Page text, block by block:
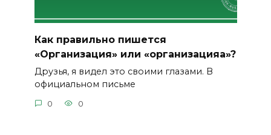
Как правильно пишется
«Организация» или «организацияа»?
Друзья, я видел это своими глазами. В
официальном письме
0 0